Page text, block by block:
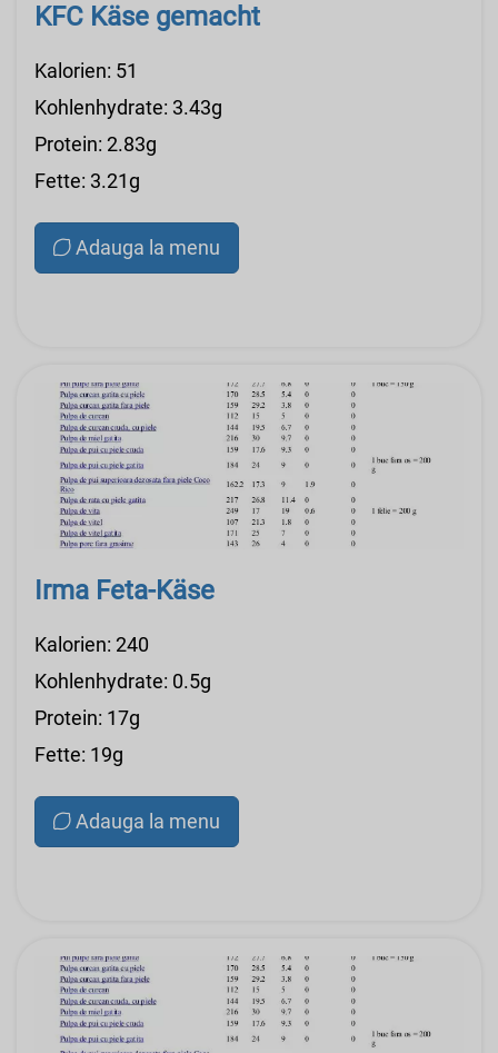
KFC Käse gemacht
Kalorien: 51
Kohlenhydrate: 3.43g
Protein: 2.83g
Fette: 3.21g
Adauga la menu
Irma Feta-Käse
Kalorien: 240
Kohlenhydrate: 0.5g
Protein: 17g
Fette: 19g
Adauga la menu